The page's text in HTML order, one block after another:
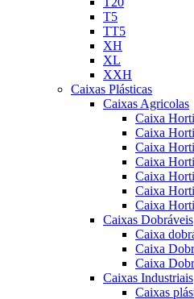
T5
TT5
XH
XL
XXH
Caixas Plásticas
Caixas Agricolas
Caixa
Caixa
Caixa
Caixa
Caixa
Caixa
Caixa
Caixas Dobráveis
Caixa
Caixa
Caixa
Caixas Industriais
Caixas